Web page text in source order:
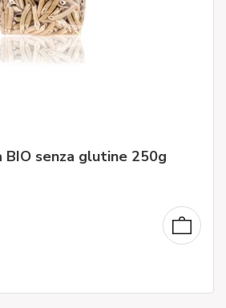
BIO senza glutine 250g